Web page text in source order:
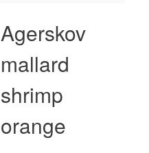
Agerskov
mallard
shrimp
orange